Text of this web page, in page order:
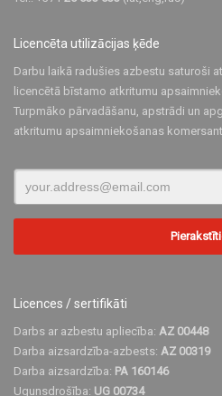
Licencēta utilizācijas ķēde
Darbu laikā radušies azbestu saturoši
licencētā bīstamo atkritumu
Turpmāko pārvadāšanu, apstrādi un
atkritumu apsaimniekošanas
Licences / sertifikāti
Darbs ar azbestu apliecība: AZ 00448
Darba aizsardzība-azbests: AZ 00319
Darba aizsardzība: PA 160146
Ugunsdrošība: UG 00734